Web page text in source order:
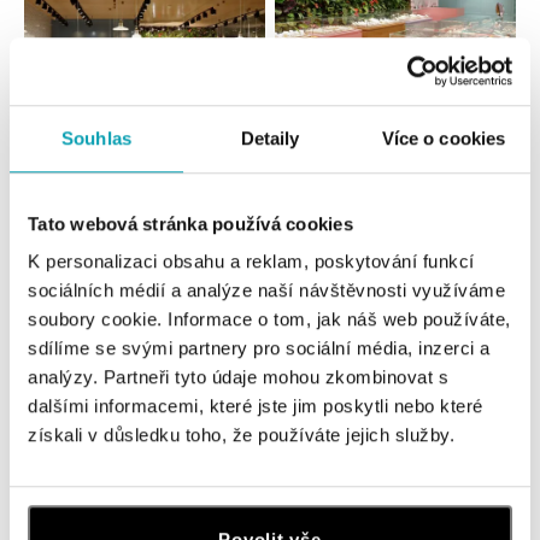
Souhlas Detaily Více o cookies
Tato webová stránka používá cookies
K personalizaci obsahu a reklam, poskytování funkcí
sociálních médií a analýze naší návštěvnosti využíváme
soubory cookie. Informace o tom, jak náš web používáte,
sdílíme se svými partnery pro sociální média, inzerci a
analýzy. Partneři tyto údaje mohou zkombinovat s
dalšími informacemi, které jste jim poskytli nebo které
získali v důsledku toho, že používáte jejich služby.
Všechny Česko Slovensko
ALOve OC Nový Smíchov, Praha 5
Plzeňská 8, 150 00 Praha 5 - Anděl
tel.: +420736509250
dnes otevřeno do 21:00
ALOve OC Olympia, Brno
U Dálnice 777, 664 42 Brno
tel.: +420604389337
ALOve Westfield Černý most, Praha 9